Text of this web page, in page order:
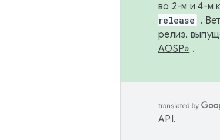
во 2-м и 4-м
release .
релиз,
AOSP» .
API.